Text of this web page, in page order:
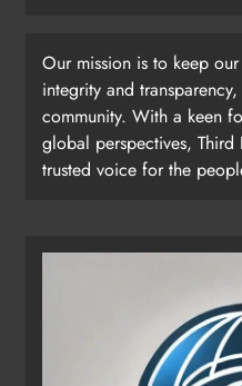
Our mission is to keep
integrity and
community. With a keen
global perspectives, Third
trusted voice for the